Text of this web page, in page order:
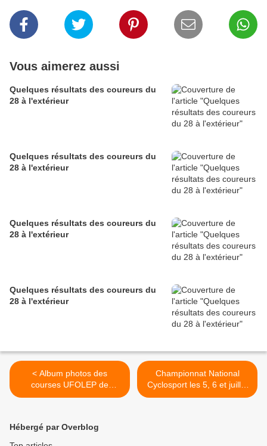
Vous aimerez aussi
Quelques résultats des coureurs du
28 à l'extérieur
Quelques résultats des coureurs du
28 à l'extérieur
Quelques résultats des coureurs du
28 à l'extérieur
Quelques résultats des coureurs du
28 à l'extérieur
< Album photos des
courses UFOLEP de
Lhopiteau (28)
Championnat National
Cyclosport les 5, 6 et juillet
à Chablis (89) >
Hébergé par Overblog